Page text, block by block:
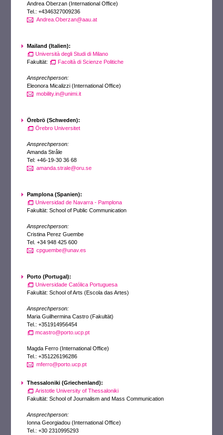
Andrea Oberzan (International Office)
Tel.: +4346327009236
Andrea.Oberzan@aau.at
Mailand (Italien):
Università degli Studi di Milano
Fakultät:
Facoltà di Scienze Politiche
Ansprechperson:
Eleonora Micalizzi (International Office)
mobility.in@unimi.it
Örebrö (Schweden):
Örebro Universitet
Ansprechperson:
Amanda Stråle
Tel: +46-19-30 36 68
amanda.strale@oru.se
Pamplona (Spanien):
Universidad de Navarra - Pamplona
Fakultät: School of Public Communication
Ansprechperson:
Cristina Perez Guembe
Tel. +34 948 425 600
cpguembe@unav.es
Porto (Portugal):
Universidade Católica Portuguesa
Fakultät: School of Arts (Escola das Artes)
Ansprechperson:
Maria Guilhermina Castro (Fakultät)
Tel.: +351914956454
mcastro@porto.ucp.pt
Magda Ferro (International Office)
Tel.: +351226196286
mferro@porto.ucp.pt
Thessaloniki (Griechenland):
Aristotle University of Thessaloniki
Fakultät: School of Journalism and Mass Communication
Ansprechperson:
Ionna Georgiadou (International Office)
Tel.: +30 2310995293